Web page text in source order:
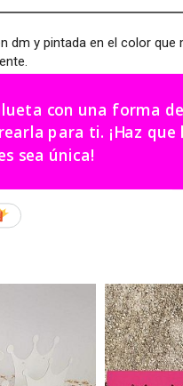
dm y pintada en el color
con una forma
que la habitación
sea única!